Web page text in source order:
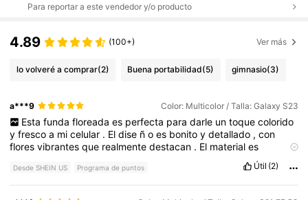
Para reportar a este vendedor y/o producto
4.89 (100+) Ver más
lo volveré a comprar(2) Buena portabilidad(5) gimnasio(3)
a***9 Color: Multicolor / Talla: Galaxy S23
Esta funda floreada es perfecta para darle un toque colorido
yfrescoa micelular . Eldise ñoes bonitoydetallado ,con
floresvibrantesque realmentedestacan . El materiales
rayones,
mientrassiguesiendo ligeray Latextura
es
suaveyproporcionaunbuenagarre,loqueayudaaevitarque
celular se resbale
Desde SHEIN US Programa de puntos Útil (2)